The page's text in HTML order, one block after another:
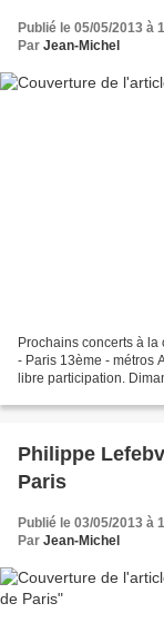
Publié le 05/05/2013 à
Par Jean-Michel
Prochains concerts à
- Paris 13ème - métros
libre participation.
Philippe
Paris
Publié le 03/05/2013 à
Par Jean-Michel